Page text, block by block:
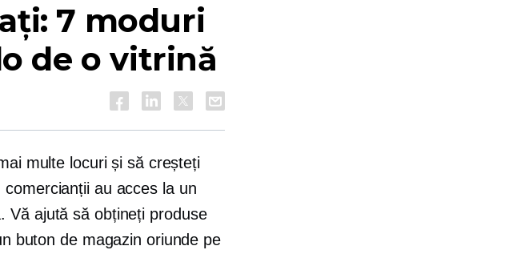
7 moduri
de o vitrină
multe locuri și să creșteți
comercianții au acces la un
ajută să obțineți produse
buton de magazin oriunde pe